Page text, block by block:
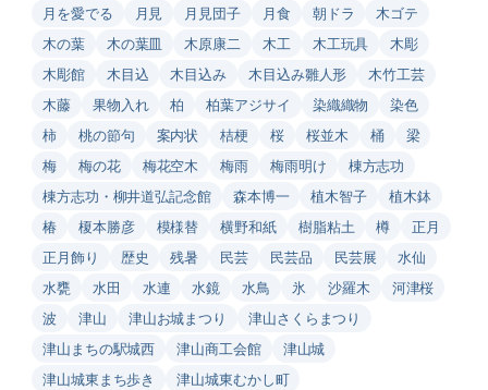
月を愛でる
月見 月見団子 月食 朝ドラ
木ゴテ
木の葉
木の葉皿 木原康二 木工 木工玩具
木彫
木彫館
木目込 木目込み 木目込み雛人形
木竹工芸
木藤
果物入れ 柏 柏葉アジサイ 染織織物
染色
柿
桃の節句 案内状 桔梗 桜 桜並木 桶
梁
梅
梅の花 梅花空木 梅雨 梅雨明け
棟方志功
棟方志功・柳井道弘記念館
森本博一 植木智子
植木鉢
椿
榎本勝彦 模様替 横野和紙 樹脂粘土 樽
正月
正月飾り
歴史 残暑 民芸 民芸品 民芸展
水仙
水甕
水田 水連 水鏡 水鳥 氷 沙羅木
河津桜
波
津山 津山お城まつり
津山さくらまつり
津山まちの駅城西
津山商工会館
津山城
津山城東まち歩き
津山城東むかし町